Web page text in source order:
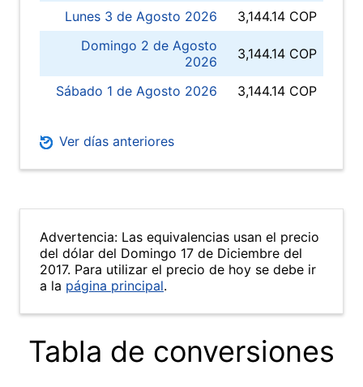
Lunes 3 de Agosto 2026
3,144.14 COP
Domingo 2 de Agosto
2026
3,144.14 COP
Sábado 1 de Agosto 2026 3,144.14 COP
Ver días anteriores
Advertencia: Las equivalencias usan el precio
del dólar del Domingo 17 de Diciembre del
2017. Para utilizar el precio de hoy se debe ir
a la página principal.
Tabla de conversiones